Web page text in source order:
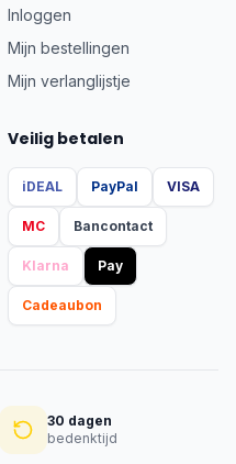
Inloggen
Mijn bestellingen
Mijn verlanglijstje
Veilig betalen
iDEAL PayPal VISA
MC Bancontact
Klarna Pay
Cadeaubon
30 dagen
bedenktijd